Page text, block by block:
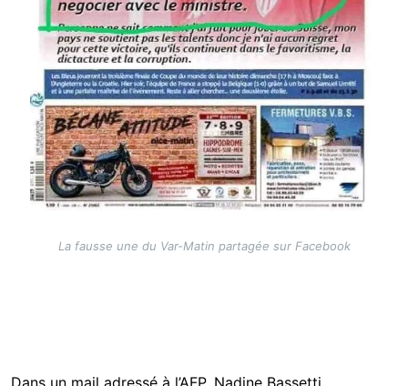
La fausse une du Var-Matin partagée sur Facebook
Dans un mail adressé à l’AFP, Nadine Bassetti,